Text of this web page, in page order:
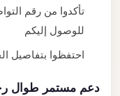
تأكدوا من رقم
للوصول إليكم
احتفظوا بتفاصيل
دعم مستمر طوال